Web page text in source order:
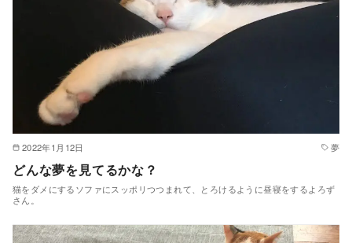
2022年1月12日 夢
どんな夢を見てるかな？
猫をダメにするソファにスッポリつつまれて、とろけるように昼寝をするよろず
さん。